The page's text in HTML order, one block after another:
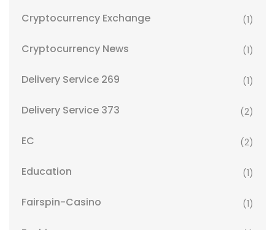
Cryptocurrency Exchange (1)
Cryptocurrency News (1)
Delivery Service 269 (1)
Delivery Service 373 (2)
EC (2)
Education (1)
Fairspin-Casino (1)